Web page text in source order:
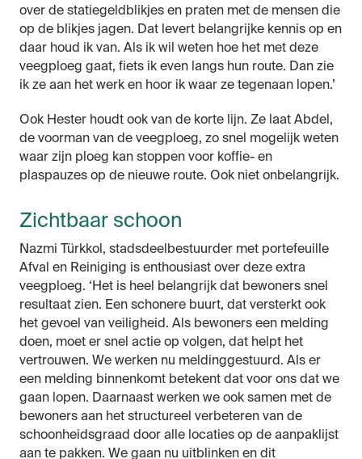
over de statiegeldblikjes en praten met de mensen die
op de blikjes jagen. Dat levert belangrijke kennis op en
daar houd ik van. Als ik wil weten hoe het met deze
veegploeg gaat, fiets ik even langs hun route. Dan zie
ik ze aan het werk en hoor ik waar ze tegenaan lopen.’
Ook Hester houdt ook van de korte lijn. Ze laat Abdel,
de voorman van de veegploeg, zo snel mogelijk weten
waar zijn ploeg kan stoppen voor koffie- en
plaspauzes op de nieuwe route. Ook niet onbelangrijk.
Zichtbaar schoon
Nazmi Türkkol, stadsdeelbestuurder met portefeuille
Afval en Reiniging is enthousiast over deze extra
veegploeg. ‘Het is heel belangrijk dat bewoners snel
resultaat zien. Een schonere buurt, dat versterkt ook
het gevoel van veiligheid. Als bewoners een melding
doen, moet er snel actie op volgen, dat helpt het
vertrouwen. We werken nu meldinggestuurd. Als er
een melding binnenkomt betekent dat voor ons dat we
gaan lopen. Daarnaast werken we ook samen met de
bewoners aan het structureel verbeteren van de
schoonheidsgraad door alle locaties op de aanpaklijst
aan te pakken. We gaan nu uitblinken en dit